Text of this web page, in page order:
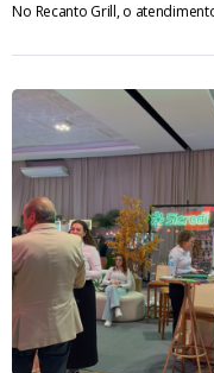
No Recanto Grill, o